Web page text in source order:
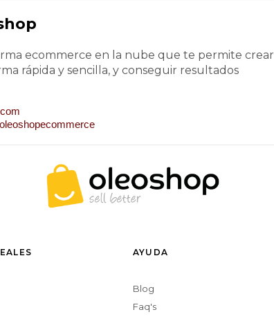
ecommerce en la nube que te permite crear
rápida y sencilla, y conseguir resultados
AYUDA
Blog
Faq's